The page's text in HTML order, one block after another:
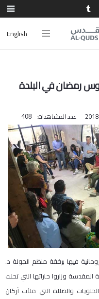
English
رمضان في البلدة
عدد المشاهدات: 408
فيها برفقة منظم الجولة د.
وزاروا حاراتها التي تحلت
الحلويات والصلاة التي ملأت أركان